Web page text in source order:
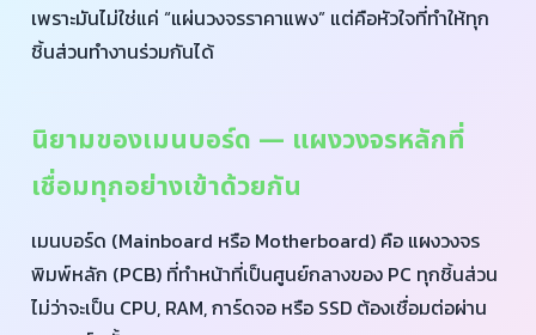
เพราะมันไม่ใช่แค่ “แผ่นวงจรราคาแพง” แต่คือหัวใจที่ทำให้ทุก
ชิ้นส่วนทำงานร่วมกันได้
นิยามของเมนบอร์ด — แผงวงจรหลักที่
เชื่อมทุกอย่างเข้าด้วยกัน
เมนบอร์ด (Mainboard หรือ Motherboard) คือ แผงวงจร
พิมพ์หลัก (PCB) ที่ทำหน้าที่เป็นศูนย์กลางของ PC ทุกชิ้นส่วน
ไม่ว่าจะเป็น CPU, RAM, การ์ดจอ หรือ SSD ต้องเชื่อมต่อผ่าน